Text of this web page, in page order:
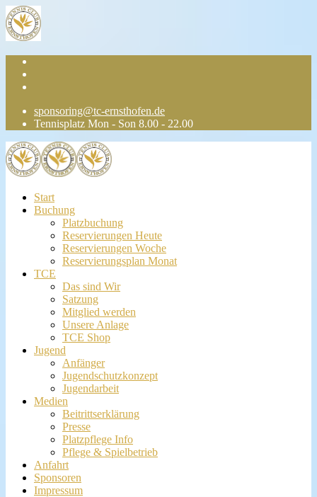
sponsoring@tc-ernsthofen.de
Tennisplatz Mon - Son 8.00 - 22.00
Start
Buchung
Platzbuchung
Reservierungen Heute
Reservierungen Woche
Reservierungsplan Monat
TCE
Das sind Wir
Satzung
Mitglied werden
Unsere Anlage
TCE Shop
Jugend
Anfänger
Jugendschutzkonzept
Jugendarbeit
Medien
Beitrittserklärung
Presse
Platzpflege Info
Pflege & Spielbetrieb
Anfahrt
Sponsoren
Impressum